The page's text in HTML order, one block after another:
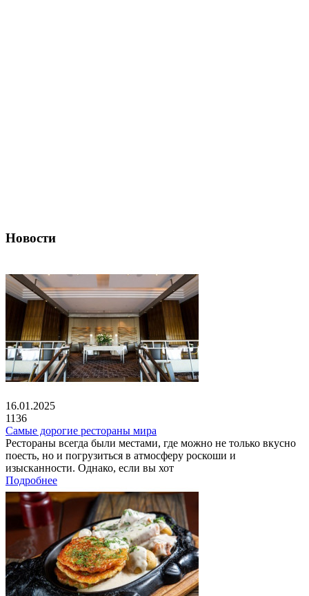
Новости
16.01.2025
1136
Самые дорогие рестораны мира
Рестораны всегда были местами, где можно не только вкусно
поесть, но и погрузиться в атмосферу роскоши и
изысканности. Однако, если вы хот
Подробнее